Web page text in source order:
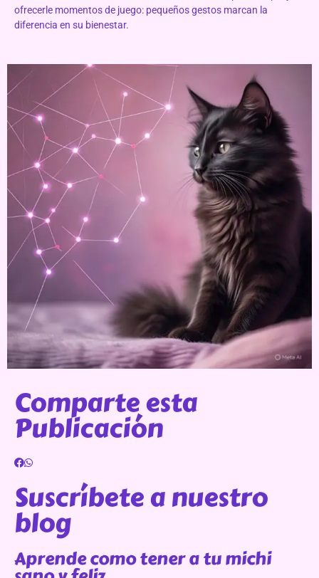
ofrecerle momentos de juego: pequeños gestos marcan la
diferencia en su bienestar.
Comparte esta
Publicación
Suscríbete a nuestro
blog
Aprende como tener a tu michi